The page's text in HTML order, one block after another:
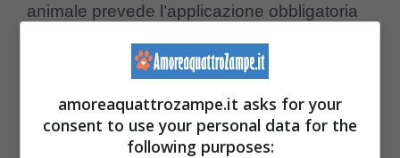
animale prevede l’applicazione obbligatoria
microchippresso la propria Asl di
riferimento. Il mirochip e i relativi documenti
dell’animale renderanno – in futuro – molto
più semplice il riconoscimento dell’animale e
amoreaquattrozampe.it asks for your
consent to use your personal data for the
following purposes: